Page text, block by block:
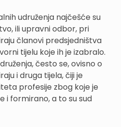
udruženja najčešće su
ili upravni odbor, pri
članovi predsjedništva
tijelu koje ih je izabralo.
često se, ovisno o
i druga tijela, čiji je
profesije zbog koje je
i formirano, a to su sud